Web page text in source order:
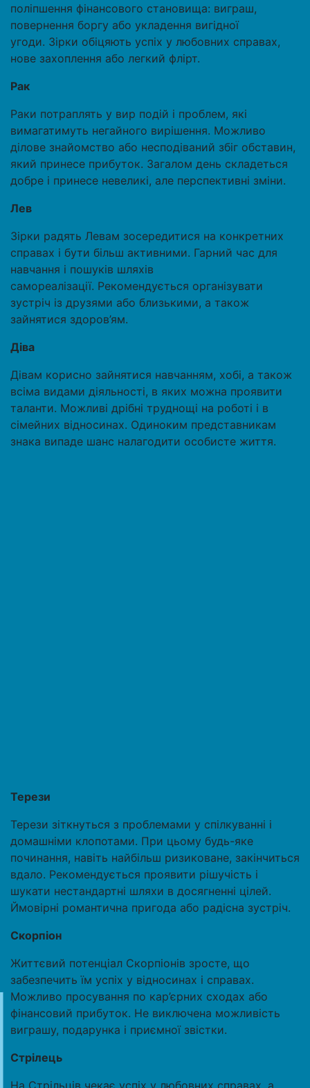
поліпшення фінансового становища: виграш,
повернення боргу або укладення вигідної
угоди. Зірки обіцяють успіх у любовних справах,
нове захоплення або легкий флірт.
Рак
Раки потраплять у вир подій і проблем, які
вимагатимуть негайного вирішення. Можливо
ділове знайомство або несподіваний збіг обставин,
який принесе прибуток. Загалом день складеться
добре і принесе невеликі, але перспективні зміни.
Лев
Зірки радять Левам зосередитися на конкретних
справах і бути більш активними. Гарний час для
навчання і пошуків шляхів
самореалізації. Рекомендується організувати
зустріч із друзями або близькими, а також
зайнятися здоров’ям.
Діва
Дівам корисно зайнятися навчанням, хобі, а також
всіма видами діяльності, в яких можна проявити
таланти. Можливі дрібні труднощі на роботі і в
сімейних відносинах. Одиноким представникам
знака випаде шанс налагодити особисте життя.
Терези
Терези зіткнуться з проблемами у спілкуванні і
домашніми клопотами. При цьому будь-яке
починання, навіть найбільш ризиковане, закінчиться
вдало. Рекомендується проявити рішучість і
шукати нестандартні шляхи в досягненні цілей.
Ймовірні романтична пригода або радісна зустріч.
Скорпіон
Життєвий потенціал Скорпіонів зросте, що
забезпечить їм успіх у відносинах і справах.
Можливо просування по кар’єрних сходах або
фінансовий прибуток. Не виключена можливість
виграшу, подарунка і приємної звістки.
Стрілець
На Стрільців чекає успіх у любовних справах, а